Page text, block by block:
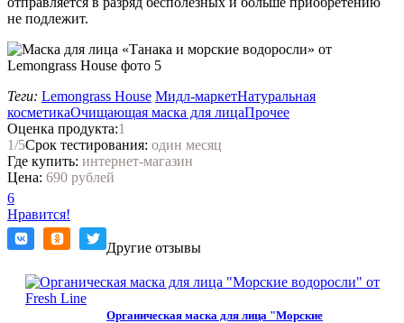
не подлежит.
Теги: Lemongrass House Мидл-маркетНатуральная
косметикаОчищающая маска для лицаПрочее
Оценка продукта:1
1/5Срок тестирования: один месяц
Где купить: интернет-магазин
Цена: 690 рублей
6
Нравится!
Другие отзывы
Органическая маска для лица "Морские